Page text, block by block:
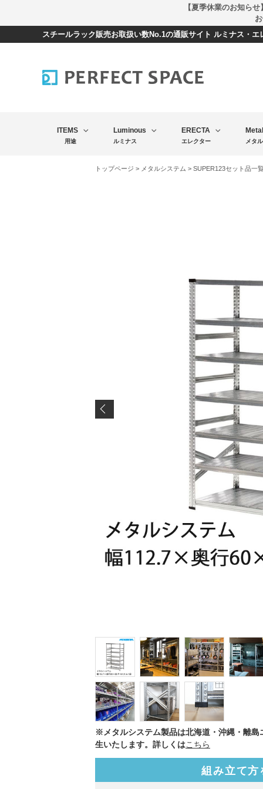
【夏季休業のお知ら
スチールラック販売お取扱い数No.1の通販サイト ルミナス・
ITEMS
用途
Luminous
ルミナス
ERECTA
エレクター メタ
トップページ > メタルシステム > SUPER123セット品一
※メタルシステム製品は北海道・沖縄・離
生いたします。詳しくはこちら
組み立て方